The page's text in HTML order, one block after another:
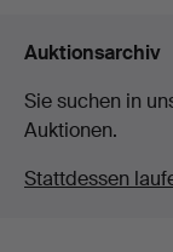
Auktionsarchiv
Sie suchen in
Auktionen.
Stattdessen